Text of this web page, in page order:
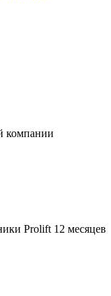
компании
Prolift 12 месяцев